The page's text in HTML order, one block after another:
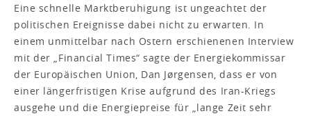
Eine schnelle Marktberuhigung ist ungeachtet der
politischen Ereignisse dabei nicht zu erwarten. In
einem unmittelbar nach Ostern erschienenen Interview
mit der „Financial Times“ sagte der Energiekommissar
der Europäischen Union, Dan Jørgensen, dass er von
einer längerfristigen Krise aufgrund des Iran-Kriegs
ausgehe und die Energiepreise für „lange Zeit sehr